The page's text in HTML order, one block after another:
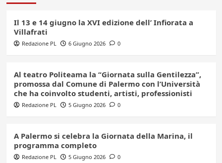
Il 13 e 14 giugno la XVI edizione dell’ Infiorata a
Villafrati
Redazione PL 6 Giugno 2026 0
Al teatro Politeama la “Giornata sulla Gentilezza”,
promossa dal Comune di Palermo con l’Università
che ha coinvolto studenti, artisti, professionisti
Redazione PL 5 Giugno 2026 0
A Palermo si celebra la Giornata della Marina, il
programma completo
Redazione PL 5 Giugno 2026 0